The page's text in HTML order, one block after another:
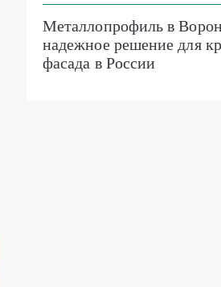
Металлопрофиль в
надежное решение для
фасада в России